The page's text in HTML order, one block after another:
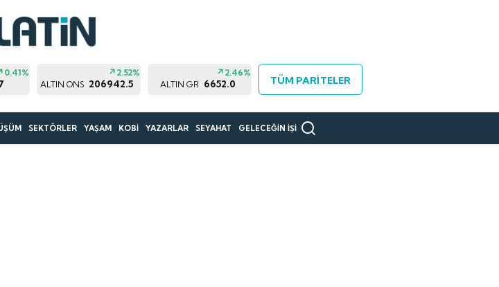
0.41%
ALTIN ONS 206942.5
2.52%
ALTIN GR 6652.0
2.46%
TÜM PARİTELER
SEKTÖRLER YAŞAM KOBİ YAZARLAR SEYAHAT GELECEĞİN İŞİ